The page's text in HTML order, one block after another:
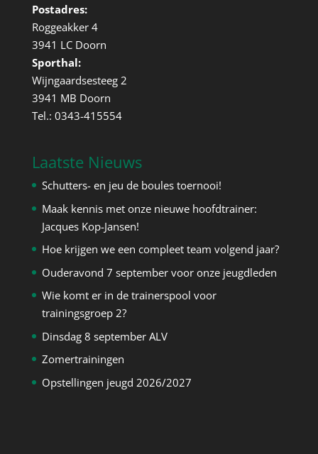
Postadres:
Roggeakker 4
3941 LC Doorn
Sporthal:
Wijngaardsesteeg 2
3941 MB Doorn
Tel.: 0343-415554
Laatste Nieuws
Schutters- en jeu de boules toernooi!
Maak kennis met onze nieuwe hoofdtrainer:
Jacques Kop-Jansen!
Hoe krijgen we een compleet team volgend jaar?
Ouderavond 7 september voor onze jeugdleden
Wie komt er in de trainerspool voor
trainingsgroep 2?
Dinsdag 8 september ALV
Zomertrainingen
Opstellingen jeugd 2026/2027